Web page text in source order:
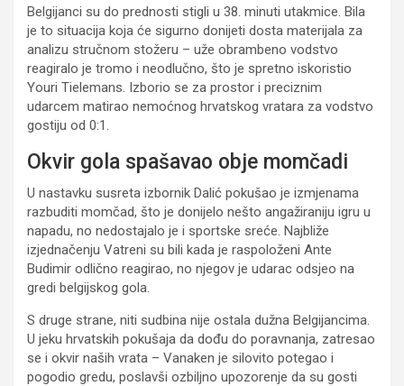
Belgijanci su do prednosti stigli u 38. minuti utakmice. Bila
je to situacija koja će sigurno donijeti dosta materijala za
analizu stručnom stožeru – uže obrambeno vodstvo
reagiralo je tromo i neodlučno, što je spretno iskoristio
Youri Tielemans. Izborio se za prostor i preciznim
udarcem matirao nemoćnog hrvatskog vratara za vodstvo
gostiju od 0:1.
Okvir gola spašavao obje momčadi
U nastavku susreta izbornik Dalić pokušao je izmjenama
razbuditi momčad, što je donijelo nešto angažiraniju igru u
napadu, no nedostajalo je i sportske sreće. Najbliže
izjednačenju Vatreni su bili kada je raspoloženi Ante
Budimir odlično reagirao, no njegov je udarac odsjeo na
gredi belgijskog gola.
S druge strane, niti sudbina nije ostala dužna Belgijancima.
U jeku hrvatskih pokušaja da dođu do poravnanja, zatresao
se i okvir naših vrata – Vanaken je silovito potegao i
pogodio gredu, poslavši ozbiljno upozorenje da su gosti